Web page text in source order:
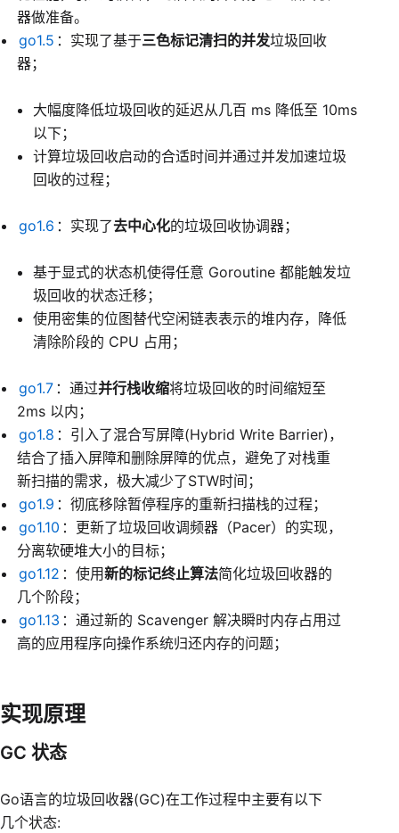
器做准备。
go1.5 ：实现了基于三色标记清扫的并发垃圾回收
器；
大幅度降低垃圾回收的延迟从几百 ms 降低至 10ms
以下；
计算垃圾回收启动的合适时间并通过并发加速垃圾
回收的过程；
go1.6 ：实现了去中心化的垃圾回收协调器；
基于显式的状态机使得任意 Goroutine 都能触发垃
圾回收的状态迁移；
使用密集的位图替代空闲链表表示的堆内存，降低
清除阶段的 CPU 占用；
go1.7 ：通过并行栈收缩将垃圾回收的时间缩短至
2ms 以内；
go1.8 ：引入了混合写屏障(Hybrid Write Barrier)，
结合了插入屏障和删除屏障的优点，避免了对栈重
新扫描的需求，极大减少了STW时间；
go1.9 ：彻底移除暂停程序的重新扫描栈的过程；
go1.10 ：更新了垃圾回收调频器（Pacer）的实现，
分离软硬堆大小的目标；
go1.12 ：使用新的标记终止算法简化垃圾回收器的
几个阶段；
go1.13 ：通过新的 Scavenger 解决瞬时内存占用过
高的应用程序向操作系统归还内存的问题；
实现原理
GC 状态
Go语言的垃圾回收器(GC)在工作过程中主要有以下
几个状态: